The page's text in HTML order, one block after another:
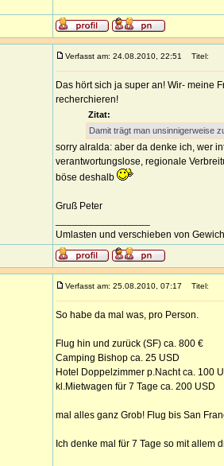
Verfasst am: 24.08.2010, 22:51 Titel:
Das hört sich ja super an! Wir- meine
recherchieren!
Zitat:
Damit trägt man unsinnigerweise
sorry alralda: aber da denke ich, wer
verantwortungslose, regionale
böse deshalb
Gruß Peter
Umlasten und verschieben von
Verfasst am: 25.08.2010, 07:17 Titel:
So habe da mal was, pro Person.
Flug hin und zurück (SF) ca. 800 €
Camping Bishop ca. 25 USD
Hotel Doppelzimmer p.Nacht ca. 100
kl.Mietwagen für 7 Tage ca. 200 USD
mal alles ganz Grob! Flug bis San
Ich denke mal für 7 Tage so mit allem